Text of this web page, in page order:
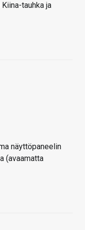
tauhka ja
näyttöpaneelin
(avaamatta